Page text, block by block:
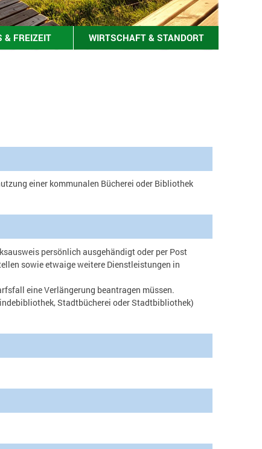
& FREIZEIT WIRTSCHAFT & STANDORT
einer kommunalen Bücherei oder Bibliothek
persönlich ausgehändigt oder per Post
sowie etwaige weitere Dienstleistungen in
eine Verlängerung beantragen müssen.
Stadtbücherei oder Stadtbibliothek)